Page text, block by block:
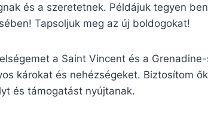
és a szeretetnek. Példájuk tegyen
Tapsoljuk meg az új boldogokat!
a Saint Vincent és a
károkat és nehézségeket. Biztosítom
és támogatást nyújtanak.